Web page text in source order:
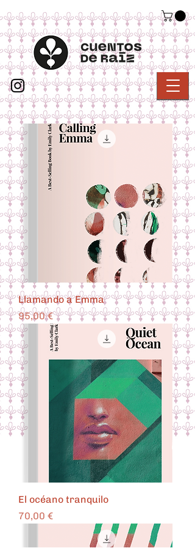
Llamando a Emma
Precio
95,00 €
El océano tranquilo
Precio
70,00 €